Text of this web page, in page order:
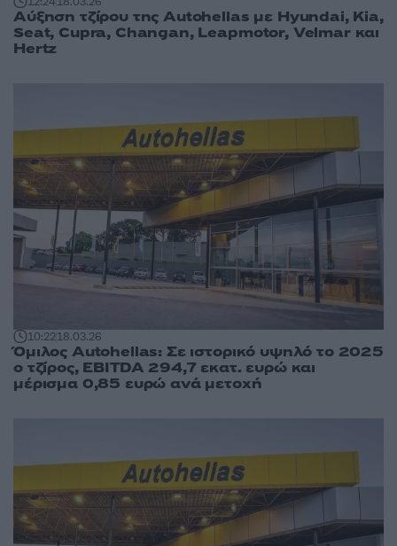
Αύξηση τζίρου της Autohellas με Hyundai, Kia,
Seat, Cupra, Changan, Leapmotor, Velmar και
Hertz
10:2218.03.26
Όμιλος Autohellas: Σε ιστορικό υψηλό το 2025
ο τζίρος, EBITDA 294,7 εκατ. ευρώ και
μέρισμα 0,85 ευρώ ανά μετοχή